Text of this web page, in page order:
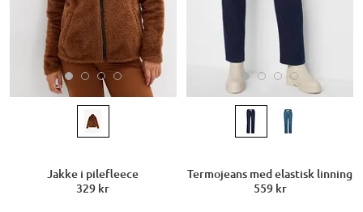
Jakke i pilefleece
329 kr
Termojeans med elastisk linning
559 kr